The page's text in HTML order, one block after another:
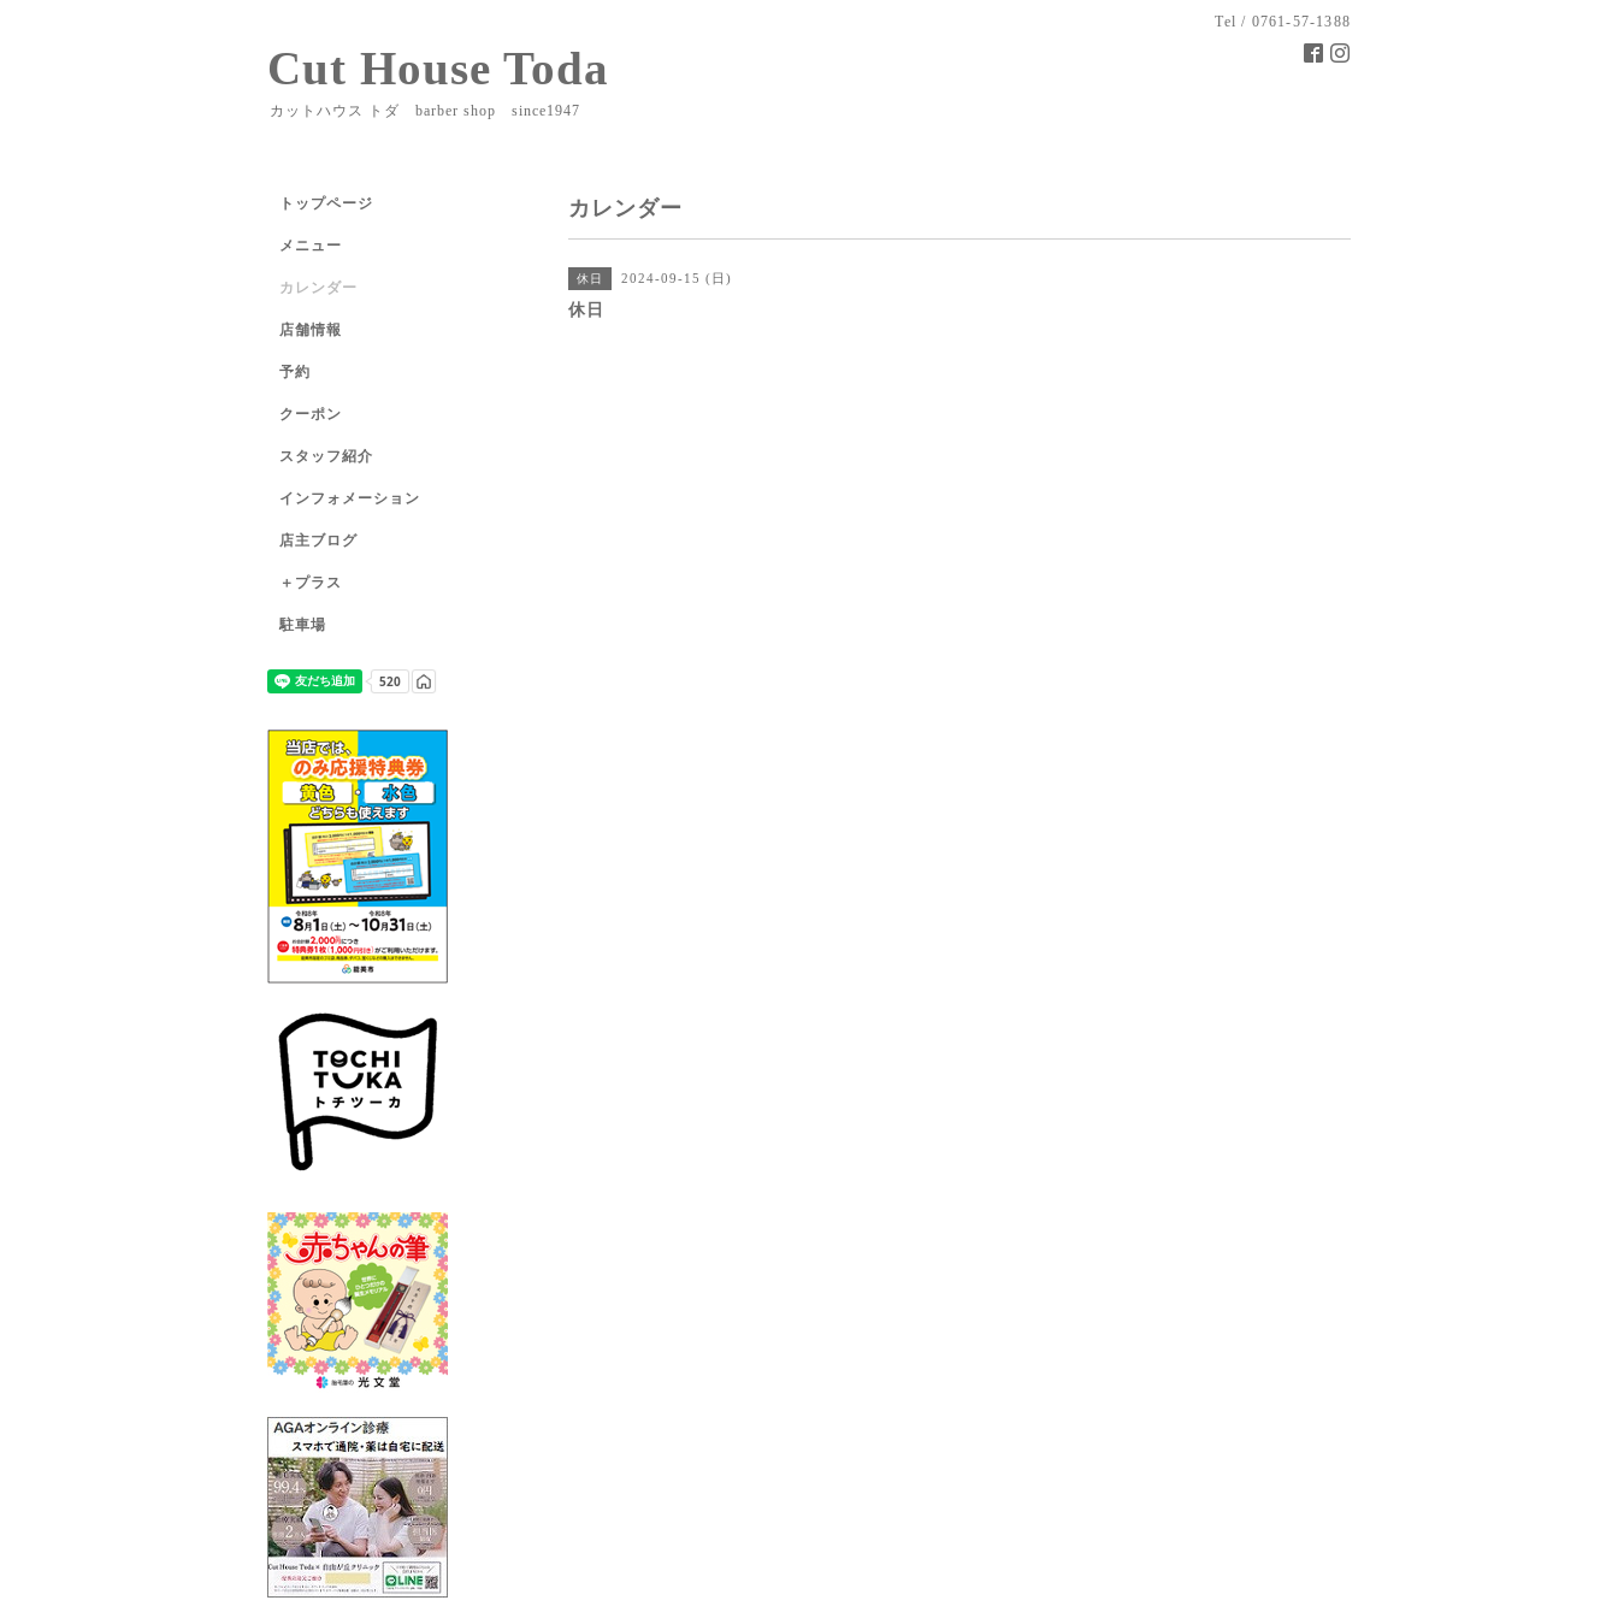
Tel / 0761-57-1388
Cut House Toda
カットハウス トダ barber shop since1947
カレンダー
休日 2024-09-15 (日)
休日
トップページ
メニュー
カレンダー
店舗情報
予約
クーポン
スタッフ紹介
インフォメーション
店主ブログ
＋プラス
駐車場